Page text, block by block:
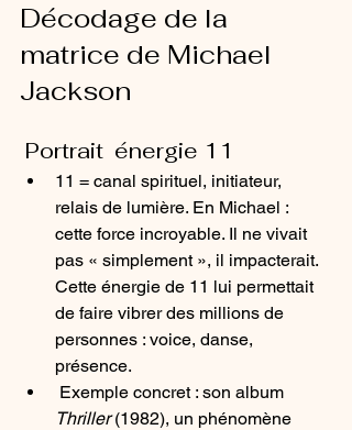
Décodage de la
matrice de Michael
Jackson
Portrait  énergie 11
11 = canal spirituel, initiateur,
relais de lumière. En Michael :
cette force incroyable. Il ne vivait
pas « simplement », il impacterait.
Cette énergie de 11 lui permettait
de faire vibrer des millions de
personnes : voice, danse,
présence.
Exemple concret : son album
Thriller (1982), un phénomène